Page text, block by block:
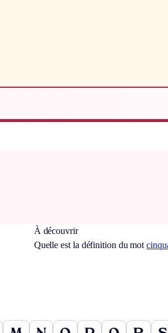
À découvrir
Quelle est la définition du mot